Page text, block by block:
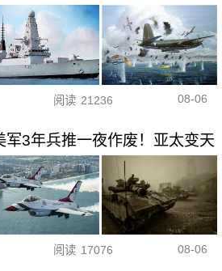
阅读 21236 08-06
军3年兵推一夜作废！亚太变天
阅读 17076 08-06